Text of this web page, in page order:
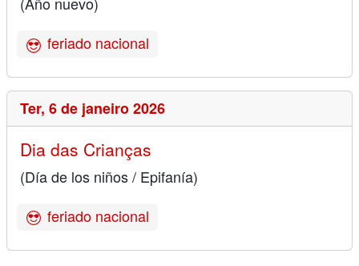
feriado nacional
Ter, 6 de janeiro 2026
Dia das Crianças
(Día de los niños / Epifanía)
feriado nacional